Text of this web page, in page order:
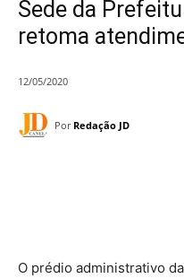
Sede da
retoma
12/05/2020
Por Redação JD
O prédio administrativo